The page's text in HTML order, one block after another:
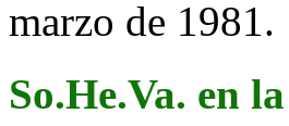
marzo de 1981.
So.He.Va. en